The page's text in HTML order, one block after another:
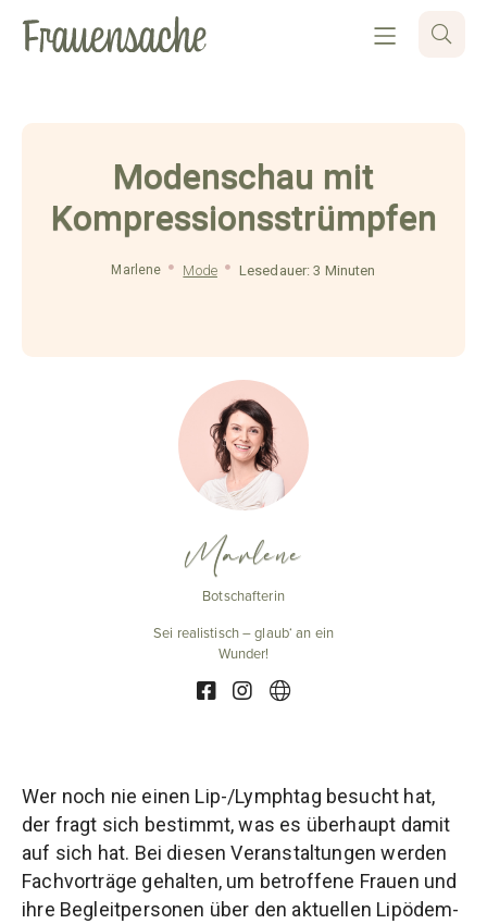
Modenschau mit
Kompressionsstrümpfen
Marlene Mode Lesedauer: 3 Minuten
Marlene
Botschafterin
Sei realistisch – glaub‘ an ein
Wunder!
Wer noch nie einen Lip-/Lymphtag besucht hat,
der fragt sich bestimmt, was es überhaupt damit
auf sich hat. Bei diesen Veranstaltungen werden
Fachvorträge gehalten, um betroffene Frauen und
ihre Begleitpersonen über den aktuellen Lipödem-